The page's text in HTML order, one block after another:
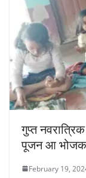
गुप्त
पूजन आ
February 19,